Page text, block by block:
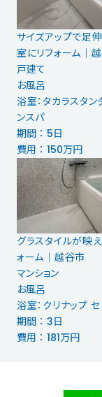
サイズアップで足
室にリフォーム｜
戸建て
お風呂
浴室：タカラスタン
ンスパ
期間 ： 5日
費用 ： 150万円
グラスタイルが映
ォーム│越谷市
マンション
お風呂
浴室：クリナップ
期間 ： 3日
費用 ： 181万円